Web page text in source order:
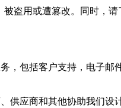
用或遭篡改。同时，请
包括客户支持，电子邮
应商和其他协助我们设